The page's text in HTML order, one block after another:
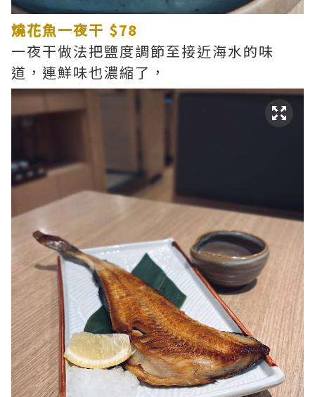
燒花魚一夜干 $78
一夜干做法把鹽度調節至接近海水的味
道，連鮮味也濃縮了，